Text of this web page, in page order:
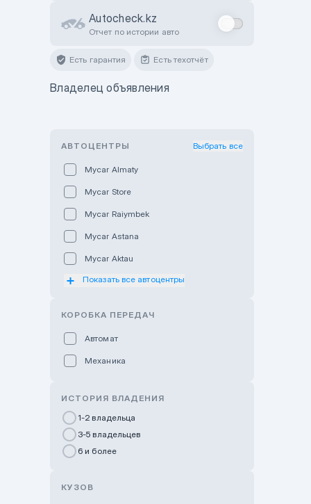
Autocheck.kz
Отчет по истории авто
Есть гарантия Есть техотчёт
Владелец объявления
АВТОЦЕНТРЫ Выбрать все
Mycar Almaty
Mycar Store
Mycar Raiymbek
Mycar Astana
Mycar Aktau
Mycar Uralsk
GWM Nurly Zhol
Chery Astana
Показать все автоцентры
КОРОБКА ПЕРЕДАЧ
Автомат
Механика
ИСТОРИЯ ВЛАДЕНИЯ
1-2 владельца
3-5 владельцев
6 и более
КУЗОВ